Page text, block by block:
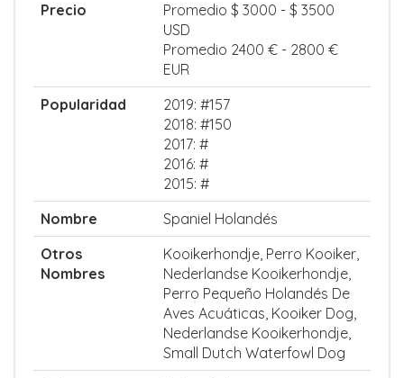
Precio
Promedio $ 3000 - $ 3500
USD
Promedio 2400 € - 2800 €
EUR
Popularidad
2019: #157
2018: #150
2017: #
2016: #
2015: #
Nombre
Spaniel Holandés
Otros
Nombres
Kooikerhondje, Perro Kooiker,
Nederlandse Kooikerhondje,
Perro Pequeño Holandés De
Aves Acuáticas, Kooiker Dog,
Nederlandse Kooikerhondje,
Small Dutch Waterfowl Dog